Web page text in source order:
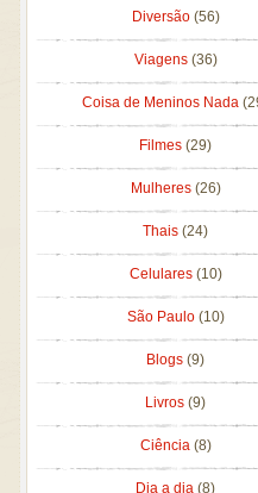
Diversão (56)
Viagens (36)
Coisa de Meninos Nada
Filmes (29)
Mulheres (26)
Thais (24)
Celulares (10)
São Paulo (10)
Blogs (9)
Livros (9)
Ciência (8)
Dia a dia (8)